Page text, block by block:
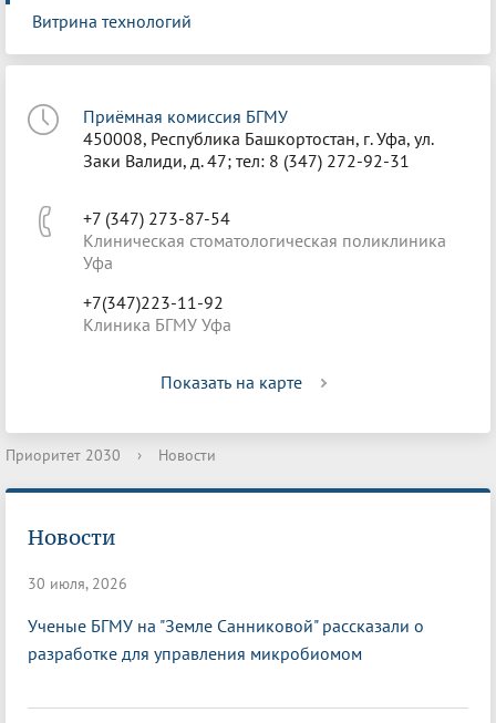
Витрина технологий
Приёмная комиссия БГМУ
450008, Республика Башкортостан, г. Уфа, ул.
Заки Валиди, д. 47; тел: 8 (347) 272-92-31
+7 (347) 273-87-54
Клиническая стоматологическая поликлиника
Уфа
+7(347)223-11-92
Клиника БГМУ Уфа
Показать на карте
Приоритет 2030 › Новости
Новости
30 июля, 2026
Ученые БГМУ на "Земле Санниковой" рассказали о
разработке для управления микробиомом